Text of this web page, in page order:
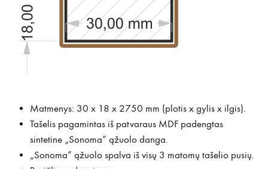
Matmenys: 30 x 18 x 2750 mm (plotis x gylis x ilgis).
Tašelis pagamintas iš patvaraus MDF padengtas
sintetine „Sonoma” ąžuolo danga.
„Sonoma” ąžuolo spalva iš visų 3 matomų tašelio pusių.